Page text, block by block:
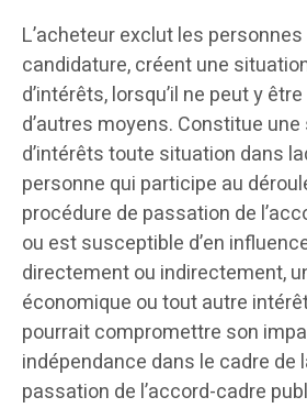
L’acheteur exclut les
candidature, créent une
d’intérêts, lorsqu’il ne peut y
d’autres moyens. Constitue
d’intérêts toute situation dans
personne qui participe au
procédure de passation de
ou est susceptible d’en
directement ou indirectement,
économique ou tout autre
pourrait compromettre son
indépendance dans le cadre de
passation de l’accord-cadre